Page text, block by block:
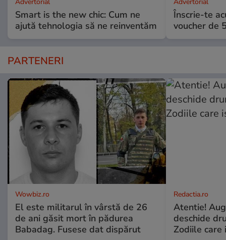
Smart is the new chic: Cum ne
ajută tehnologia să ne reinventăm
Înscrie-te
voucher de
PARTENERI
Wowbiz.ro
El este militarul în vârstă de 26
de ani găsit mort în pădurea
Babadag. Fusese dat dispărut
Redactia.ro
Atentie!
deschide
Zodiile care